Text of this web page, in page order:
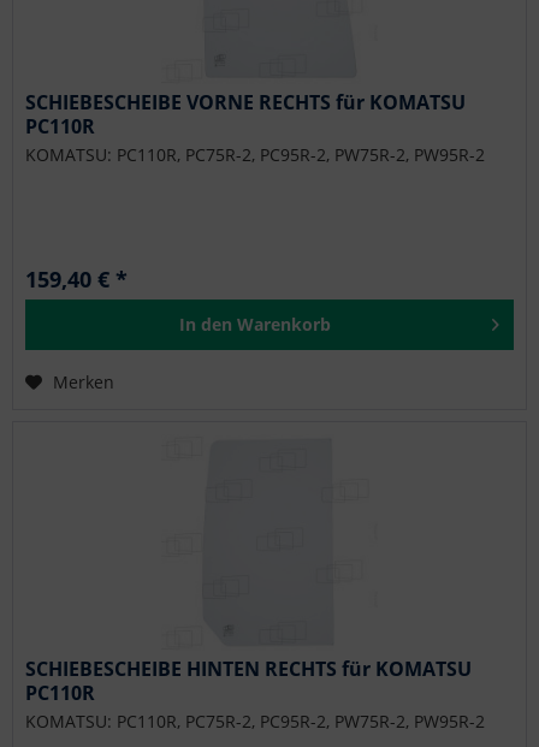
SCHIEBESCHEIBE VORNE RECHTS für KOMATSU
PC110R
KOMATSU: PC110R, PC75R-2, PC95R-2, PW75R-2, PW95R-2
159,40 € *
In den Warenkorb
Merken
SCHIEBESCHEIBE HINTEN RECHTS für KOMATSU
PC110R
KOMATSU: PC110R, PC75R-2, PC95R-2, PW75R-2, PW95R-2